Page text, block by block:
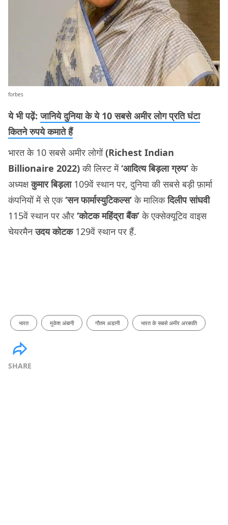
forbes
ये भी पढ़ें:जानिये दुनिया के ये 10 सबसे अमीर लोग प्रति घंटा
कितने रुपये कमाते हैं
भारत के 10 सबसे अमीर लोगों(Richest Indian
Billionaire 2022)की लिस्ट में‘आदित्य बिड़ला ग्रुप’के
अध्यक्षकुमार बिड़ला109वें स्थान पर, दुनिया की सबसे बड़ी फ़ार्मा
कंपनियों में से एक‘सन फार्मास्युटिकल्स’के मालिकदिलीप सांघवी
115वें स्थान पर और ‘कोटक महिंद्रा बैंक’के एक्सेक्यूटिव वाइस
चेयरमैनउदय कोटक129वें स्थान पर हैं.
भारत मुकेश अंबानी गौतम अडानी भारत के सबसे अमीर अरबपति
SHARE